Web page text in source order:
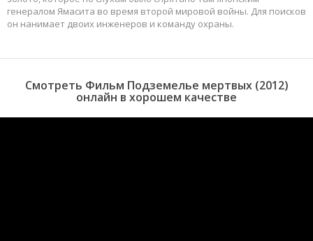
генералом Ямасита во время второй мировой войны. Для поисков
он нанимает двоих инженеров и команду охраны.
Смотреть Фильм Подземелье мертвых (2012)
онлайн в хорошем качестве